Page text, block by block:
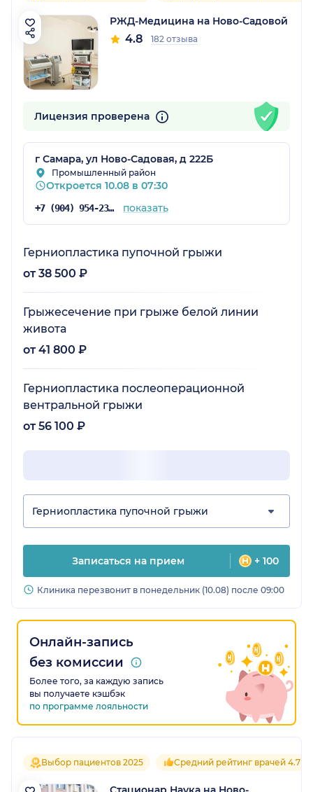
РЖД-Медицина на Ново-Садовой
4.8 182 отзыва
Лицензия проверена
г Самара, ул Ново-Садовая, д 222Б
Промышленный район
Откроется 10.08 в 07:30
+7 (904) 954-23-83 показать
Герниопластика пупочной грыжи
от 38 500 ₽
Грыжесечение при грыже белой линии
живота
от 41 800 ₽
Герниопластика послеоперационной
вентральной грыжи
от 56 100 ₽
Герниопластика пупочной грыжи
Записаться на прием + 100
Клиника перезвонит в понедельник (10.08) после 09:00
Онлайн-запись
без комиссии
Более того, за каждую запись
вы получаете кэшбэк
по программе лояльности
Выбор пациентов 2025 Средний рейтинг врачей 4.7